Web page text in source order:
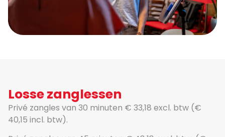
Losse zanglessen
Privé zangles van 30 minuten € 33,18 excl. btw (€
40,15 incl. btw).